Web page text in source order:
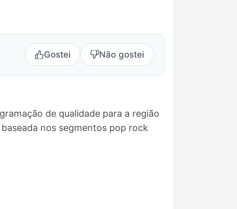
Gostei Não gostei
de qualidade para a região
nos segmentos pop rock